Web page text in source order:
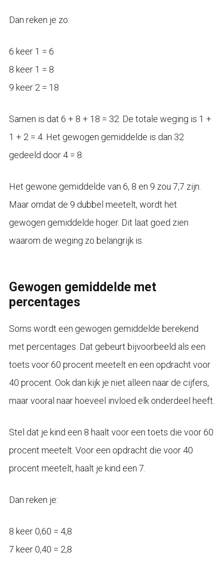
Dan reken je zo:
6 keer 1 = 6
8 keer 1 = 8
9 keer 2 = 18
Samen is dat 6 + 8 + 18 = 32. De totale weging is 1 +
1 + 2 = 4. Het gewogen gemiddelde is dan 32
gedeeld door 4 = 8.
Het gewone gemiddelde van 6, 8 en 9 zou 7,7 zijn.
Maar omdat de 9 dubbel meetelt, wordt het
gewogen gemiddelde hoger. Dit laat goed zien
waarom de weging zo belangrijk is.
Gewogen gemiddelde met
percentages
Soms wordt een gewogen gemiddelde berekend
met percentages. Dat gebeurt bijvoorbeeld als een
toets voor 60 procent meetelt en een opdracht voor
40 procent. Ook dan kijk je niet alleen naar de cijfers,
maar vooral naar hoeveel invloed elk onderdeel heeft.
Stel dat je kind een 8 haalt voor een toets die voor 60
procent meetelt. Voor een opdracht die voor 40
procent meetelt, haalt je kind een 7.
Dan reken je:
8 keer 0,60 = 4,8
7 keer 0,40 = 2,8